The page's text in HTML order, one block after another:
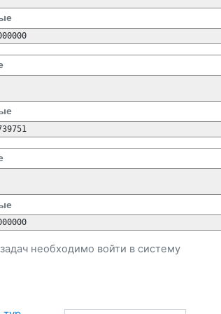
необходимо войти в систему